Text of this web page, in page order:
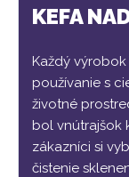
KEFA
Každý
používanie s
životné
bol vnútrajšok
zákazníci si
čistenie